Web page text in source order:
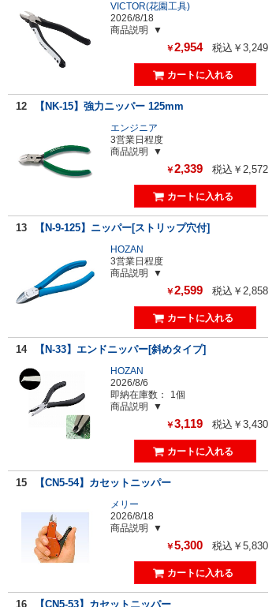
VICTOR(花園工具)
2026/8/18
商品説明
￥2,954 税込￥3,249
12 【NK-15】強力ニッパー 125mm
エンジニア
3営業日程度
商品説明
￥2,339 税込￥2,572
13 【N-9-125】ニッパー[ストリップ穴付]
HOZAN
3営業日程度
商品説明
￥2,599 税込￥2,858
14 【N-33】エンドニッパー[斜めタイプ]
HOZAN
2026/8/6
即納在庫数：
1個
商品説明
￥3,119 税込￥3,430
15 【CN5-54】カセットニッパー
メリー
2026/8/18
商品説明
￥5,300 税込￥5,830
16 【CN5-53】カセットニッパー